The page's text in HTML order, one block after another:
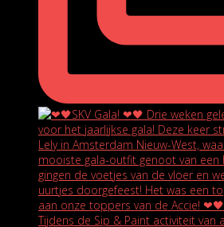
Tijdens de Sip & Paint activiteit van